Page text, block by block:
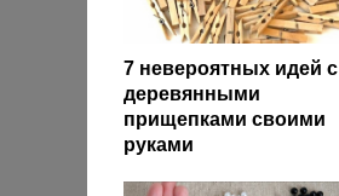
7 невероятных идей с
деревянными
прищепками своими
руками